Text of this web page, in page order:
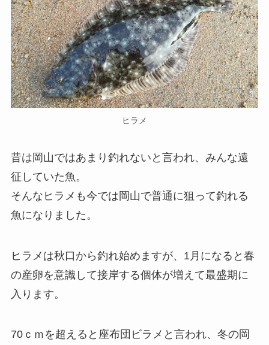
ヒラメ
昔は岡山ではあまり釣れないと言われ、みんな遠
征していた魚。
そんなヒラメも今では岡山で普通に狙って釣れる
魚になりました。
ヒラメは秋口から釣れ始めますが、1月になると春
の産卵を意識して接岸する個体が増えて最盛期に
入ります。
70ｃｍを超えると座布団ビラメと言われ、冬の岡